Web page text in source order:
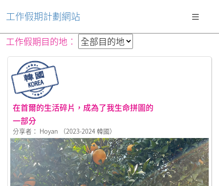
工作假期計劃網站
工作假期目的地︰
在首爾的生活碎片，成為了我生命拼圖的
一部分
分享者： Hoyan （2023-2024 韓國）